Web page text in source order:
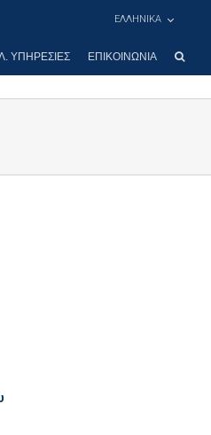
ΕΛΛΗΝΙΚΑ
ΥΠΗΡΕΣΊΕΣ ΕΠΙΚΟΙΝΩΝΊΑ